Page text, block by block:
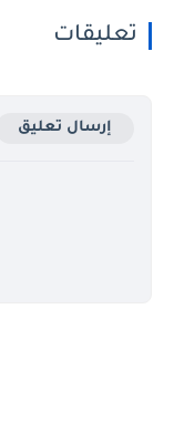
تعليقات
إرسال تعليق